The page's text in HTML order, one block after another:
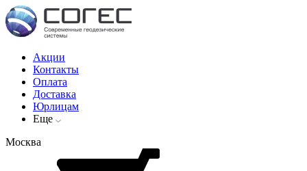
Акции
Контакты
Оплата
Доставка
Юрлицам
Еще
Москва